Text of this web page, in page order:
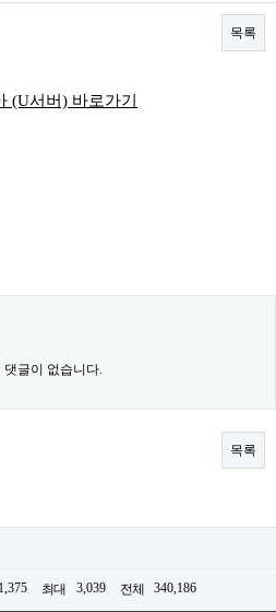
목록
(U서버) 바로가기
댓글이 없습니다.
목록
1,375 최대 3,039 전체 340,186